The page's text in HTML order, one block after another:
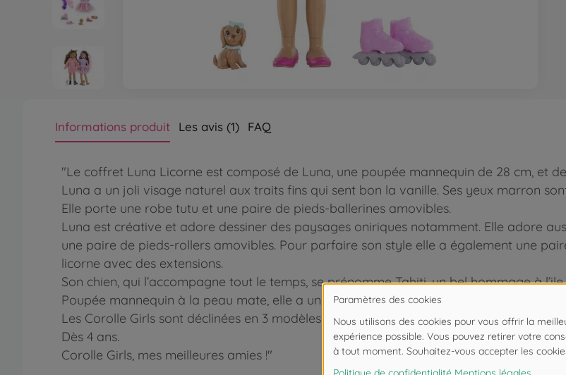
Informations produit Les avis (1) FAQ
"Le coffret Luna Licorne est composé de Luna, une poupée mannequin de 28 cm, et
Luna a un joli visage naturel aux traits fins qui sent bon la vanille. Ses yeux marron
Elle porte une robe tutu et une paire de pieds-ballerines amovibles.
Luna est créative et adore dessiner des paysages oniriques notamment. Elle adore
une paire de pieds-rollers amovibles. Pour parfaire son style elle a également une
licorne avec des extensions.
Son chien, qui l’accompagne tout le temps, se prénomme Tahiti, un bel hommage à
Poupée mannequin à la peau mate, elle a un corps réaliste de jeune adolescente,
Les Corolle Girls sont déclinées en 3 modèles et disposent plusieurs coffrets dressing
Dès 4 ans.
Corolle Girls, mes meilleures amies !"